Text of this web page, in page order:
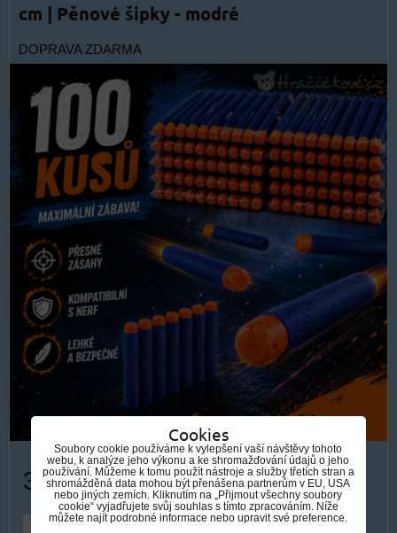
cm | Pěnové šipky - modré
DOPRAVA ZDARMA
319 Kč
DO KOŠÍKU
Cookies
Soubory cookie používáme k vylepšení vaší návštěvy tohoto
webu, k analýze jeho výkonu a ke shromažďování údajů o jeho
používání. Můžeme k tomu použít nástroje a služby třetích stran a
shromážděná data mohou být přenášena partnerům v EU, USA
nebo jiných zemích. Kliknutím na „Přijmout všechny soubory
cookie“ vyjadřujete svůj souhlas s tímto zpracováním. Níže
můžete najít podrobné informace nebo upravit své preference.